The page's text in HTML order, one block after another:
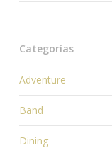
Categorías
Adventure
Band
Dining